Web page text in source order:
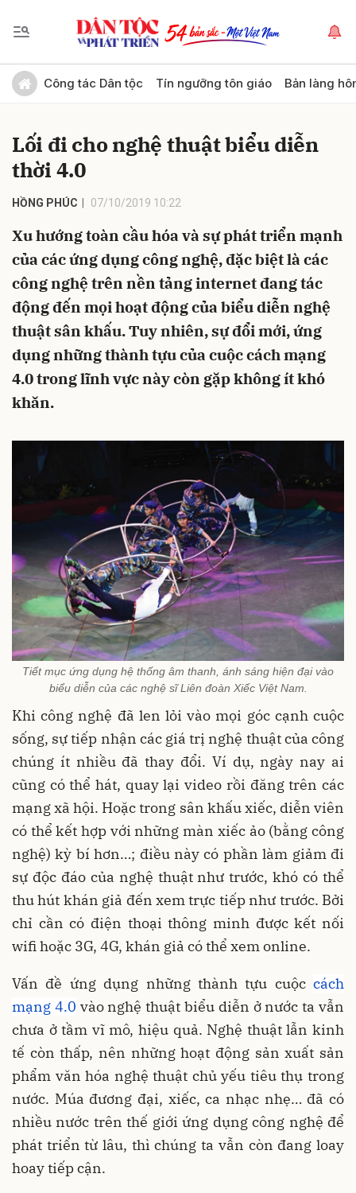
Công tác Dân tộc Tín ngưỡng tôn giáo Bản làng
Lối đi cho nghệ thuật biểu diễn
thời 4.0
HỒNG PHÚC 07/10/2019 10:22
Xu hướng toàn cầu hóa và sự phát triển mạnh
của các ứng dụng công nghệ, đặc biệt là các
công nghệ trên nền tảng internet đang tác
động đến mọi hoạt động của biểu diễn nghệ
thuật sân khấu. Tuy nhiên, sự đổi mới, ứng
dụng những thành tựu của cuộc cách mạng
4.0 trong lĩnh vực này còn gặp không ít khó
khăn.
Tiết mục ứng dụng hệ thống âm thanh, ánh sáng hiện đại vào
biểu diễn của các nghệ sĩ Liên đoàn Xiếc Việt Nam.
Khi công nghệ đã len lỏi vào mọi góc cạnh cuộc
sống, sự tiếp nhận các giá trị nghệ thuật của công
chúng ít nhiều đã thay đổi. Ví dụ, ngày nay ai
cũng có thể hát, quay lại video rồi đăng trên các
mạng xã hội. Hoặc trong sân khấu xiếc, diễn viên
có thể kết hợp với những màn xiếc ảo (bằng công
nghệ) kỳ bí hơn…; điều này có phần làm giảm đi
sự độc đáo của nghệ thuật như trước, khó có thể
thu hút khán giả đến xem trực tiếp như trước. Bởi
chỉ cần có điện thoại thông minh được kết nối
wifi hoặc 3G, 4G, khán giả có thể xem online.
Vấn đề ứng dụng những thành tựu cuộc cách
mạng 4.0 vào nghệ thuật biểu diễn ở nước ta vẫn
chưa ở tầm vĩ mô, hiệu quả. Nghệ thuật lẫn kinh
tế còn thấp, nên những hoạt động sản xuất sản
phẩm văn hóa nghệ thuật chủ yếu tiêu thụ trong
nước. Múa đương đại, xiếc, ca nhạc nhẹ… đã có
nhiều nước trên thế giới ứng dụng công nghệ để
phát triển từ lâu, thì chúng ta vẫn còn đang loay
hoay tiếp cận.
Gửi bình luận
Hủy Gửi